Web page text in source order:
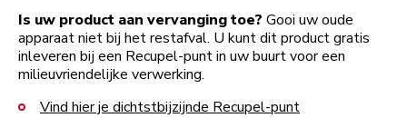
Is uw product aan vervanging toe? Gooi uw oude
apparaat niet bij het restafval. U kunt dit product gratis
inleveren bij een Recupel-punt in uw buurt voor een
milieuvriendelijke verwerking.
Vind hier je dichtstbijzijnde Recupel-punt